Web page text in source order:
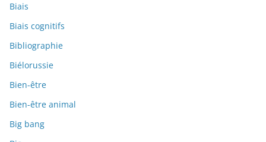
Biais
Biais cognitifs
Bibliographie
Biélorussie
Bien-être
Bien-être animal
Big bang